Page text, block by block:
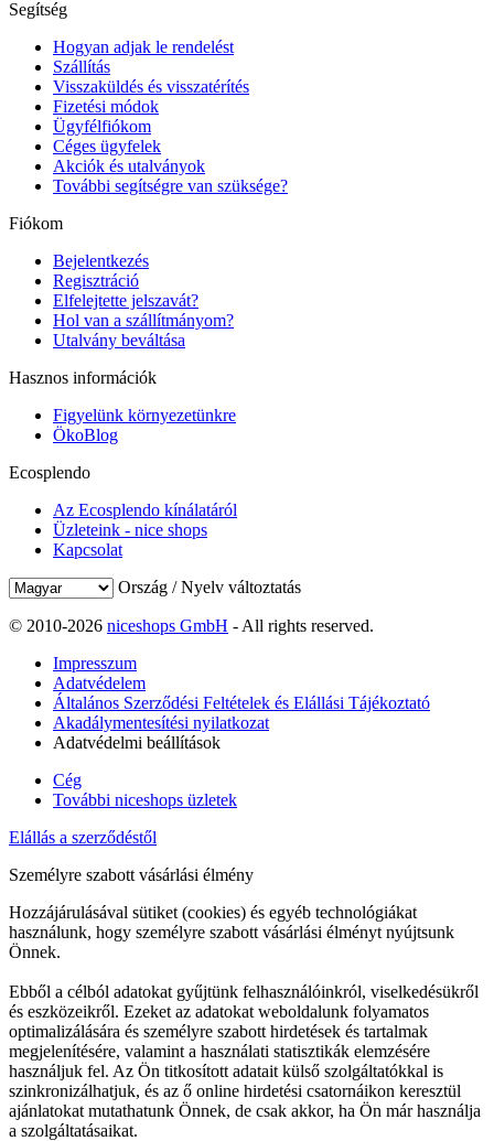
Segítség
Hogyan adjak le rendelést
Szállítás
Visszaküldés és visszatérítés
Fizetési módok
Ügyfélfiókom
Céges ügyfelek
Akciók és utalványok
További segítségre van szüksége?
Fiókom
Bejelentkezés
Regisztráció
Elfelejtette jelszavát?
Hol van a szállítmányom?
Utalvány beváltása
Hasznos információk
Figyelünk környezetünkre
ÖkoBlog
Ecosplendo
Az Ecosplendo kínálatáról
Üzleteink - nice shops
Kapcsolat
Ország / Nyelv változtatás
© 2010-2026 niceshops GmbH - All rights reserved.
Impresszum
Adatvédelem
Általános Szerződési Feltételek és Elállási Tájékoztató
Akadálymentesítési nyilatkozat
Adatvédelmi beállítások
Cég
További niceshops üzletek
Elállás a szerződéstől
Személyre szabott vásárlási élmény
Hozzájárulásával sütiket (cookies) és egyéb technológiákat
használunk, hogy személyre szabott vásárlási élményt nyújtsunk
Önnek.
Ebből a célból adatokat gyűjtünk felhasználóinkról, viselkedésükről
és eszközeikről. Ezeket az adatokat weboldalunk folyamatos
optimalizálására és személyre szabott hirdetések és tartalmak
megjelenítésére, valamint a használati statisztikák elemzésére
használjuk fel. Az Ön titkosított adatait külső szolgáltatókkal is
szinkronizálhatjuk, és az ő online hirdetési csatornáikon keresztül
ajánlatokat mutathatunk Önnek, de csak akkor, ha Ön már használja
a szolgáltatásaikat.